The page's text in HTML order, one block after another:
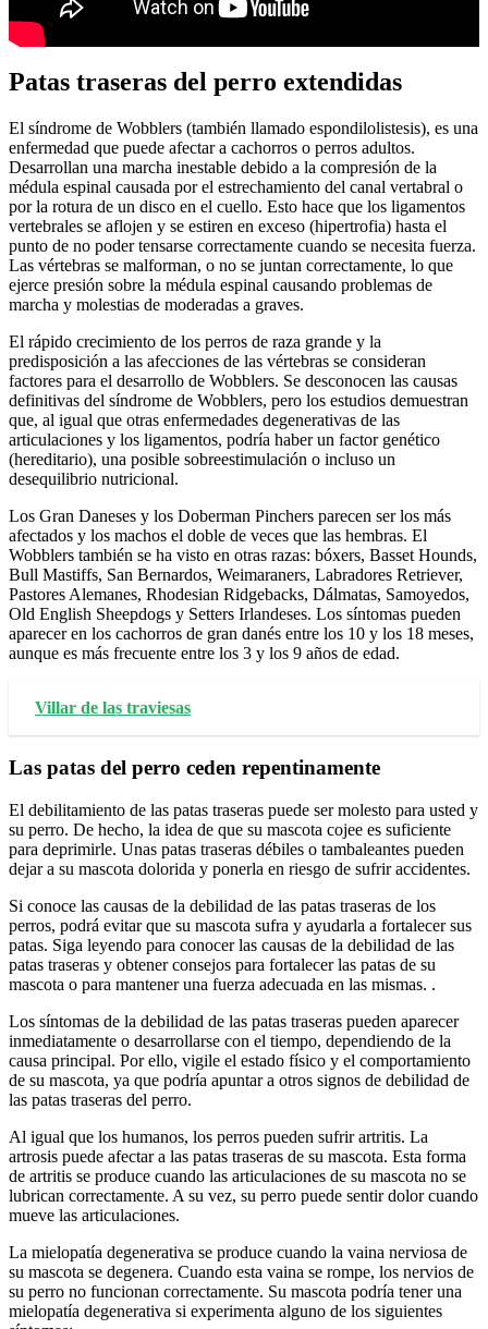
Patas traseras del perro extendidas
El síndrome de Wobblers (también llamado espondilolistesis), es una
enfermedad que puede afectar a cachorros o perros adultos.
Desarrollan una marcha inestable debido a la compresión de la
médula espinal causada por el estrechamiento del canal vertabral o
por la rotura de un disco en el cuello. Esto hace que los ligamentos
vertebrales se aflojen y se estiren en exceso (hipertrofia) hasta el
punto de no poder tensarse correctamente cuando se necesita fuerza.
Las vértebras se malforman, o no se juntan correctamente, lo que
ejerce presión sobre la médula espinal causando problemas de
marcha y molestias de moderadas a graves.
El rápido crecimiento de los perros de raza grande y la
predisposición a las afecciones de las vértebras se consideran
factores para el desarrollo de Wobblers. Se desconocen las causas
definitivas del síndrome de Wobblers, pero los estudios demuestran
que, al igual que otras enfermedades degenerativas de las
articulaciones y los ligamentos, podría haber un factor genético
(hereditario), una posible sobreestimulación o incluso un
desequilibrio nutricional.
Los Gran Daneses y los Doberman Pinchers parecen ser los más
afectados y los machos el doble de veces que las hembras. El
Wobblers también se ha visto en otras razas: bóxers, Basset Hounds,
Bull Mastiffs, San Bernardos, Weimaraners, Labradores Retriever,
Pastores Alemanes, Rhodesian Ridgebacks, Dálmatas, Samoyedos,
Old English Sheepdogs y Setters Irlandeses. Los síntomas pueden
aparecer en los cachorros de gran danés entre los 10 y los 18 meses,
aunque es más frecuente entre los 3 y los 9 años de edad.
Villar de las traviesas
Las patas del perro ceden repentinamente
El debilitamiento de las patas traseras puede ser molesto para usted y
su perro. De hecho, la idea de que su mascota cojee es suficiente
para deprimirle. Unas patas traseras débiles o tambaleantes pueden
dejar a su mascota dolorida y ponerla en riesgo de sufrir accidentes.
Si conoce las causas de la debilidad de las patas traseras de los
perros, podrá evitar que su mascota sufra y ayudarla a fortalecer sus
patas. Siga leyendo para conocer las causas de la debilidad de las
patas traseras y obtener consejos para fortalecer las patas de su
mascota o para mantener una fuerza adecuada en las mismas. .
Los síntomas de la debilidad de las patas traseras pueden aparecer
inmediatamente o desarrollarse con el tiempo, dependiendo de la
causa principal. Por ello, vigile el estado físico y el comportamiento
de su mascota, ya que podría apuntar a otros signos de debilidad de
las patas traseras del perro.
Al igual que los humanos, los perros pueden sufrir artritis. La
artrosis puede afectar a las patas traseras de su mascota. Esta forma
de artritis se produce cuando las articulaciones de su mascota no se
lubrican correctamente. A su vez, su perro puede sentir dolor cuando
mueve las articulaciones.
La mielopatía degenerativa se produce cuando la vaina nerviosa de
su mascota se degenera. Cuando esta vaina se rompe, los nervios de
su perro no funcionan correctamente. Su mascota podría tener una
mielopatía degenerativa si experimenta alguno de los siguientes